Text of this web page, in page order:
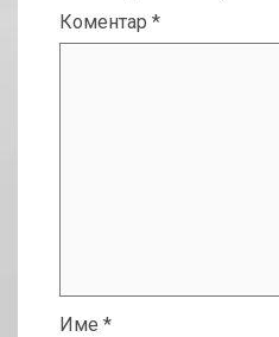
Коментар *
Име *